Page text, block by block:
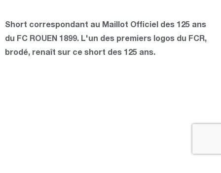
Short correspondant au Maillot Officiel des 125 ans
du FC ROUEN 1899. L'un des premiers logos du FCR,
brodé, renaît sur ce short des 125 ans.